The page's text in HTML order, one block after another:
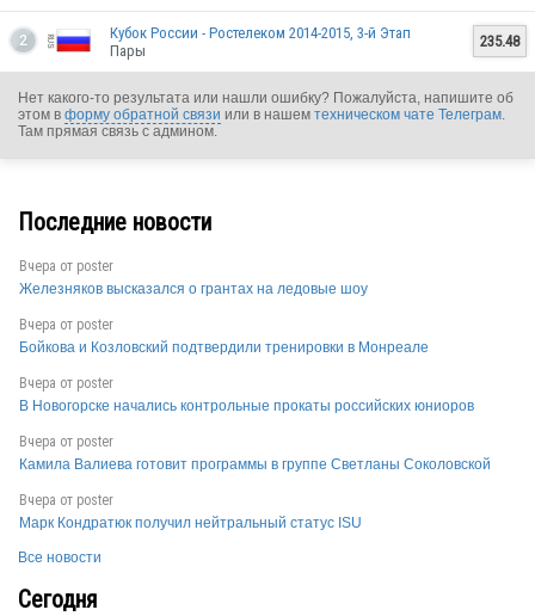
OAR
RUS
RUS
RUS
2
Кубок России - Ростелеком 2014-2015, 3-й Этап
Пары
235.48
Нет какого-то результата или нашли ошибку? Пожалуйста, напишите об
этом в форму обратной связи или в нашем техническом чате Телеграм
Там прямая связь с админом.
Последние новости
Вчера от poster
Железняков высказался о грантах на ледовые шоу
Вчера от poster
Бойкова и Козловский подтвердили тренировки в Монреале
Вчера от poster
В Новогорске начались контрольные прокаты российских юниоров
Вчера от poster
Камила Валиева готовит программы в группе Светланы Соколовской
Вчера от poster
Марк Кондратюк получил нейтральный статус ISU
Все новости
Сегодня